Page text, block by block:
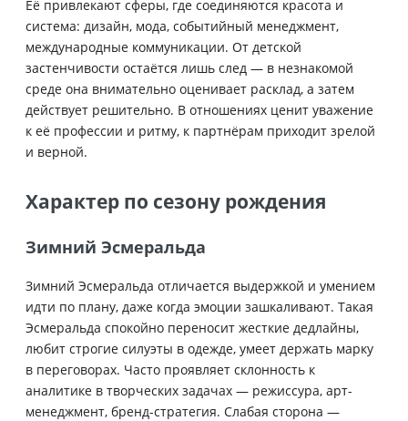
Её привлекают сферы, где соединяются красота и
система: дизайн, мода, событийный менеджмент,
международные коммуникации. От детской
застенчивости остаётся лишь след — в незнакомой
среде она внимательно оценивает расклад, а затем
действует решительно. В отношениях ценит уважение
к её профессии и ритму, к партнёрам приходит зрелой
и верной.
Характер по сезону рождения
Зимний Эсмеральда
Зимний Эсмеральда отличается выдержкой и умением
идти по плану, даже когда эмоции зашкаливают. Такая
Эсмеральда спокойно переносит жесткие дедлайны,
любит строгие силуэты в одежде, умеет держать марку
в переговорах. Часто проявляет склонность к
аналитике в творческих задачах — режиссура, арт-
менеджмент, бренд-стратегия. Слабая сторона —